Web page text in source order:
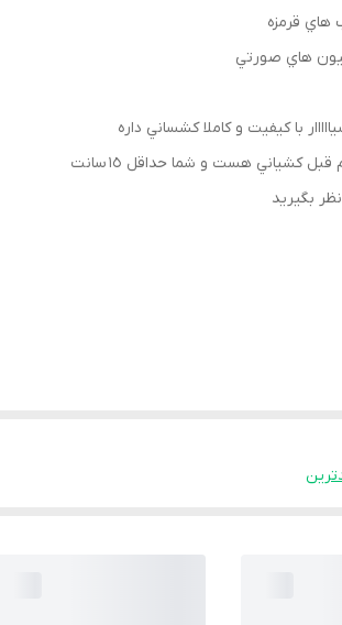
قرمزه
هاي صورتي
با كيفيت و كاملا كشساني داره
سايز هايي كه نوشتيم قبل كشياني هست و شما حداقل ١٥ سانت
بگيريد